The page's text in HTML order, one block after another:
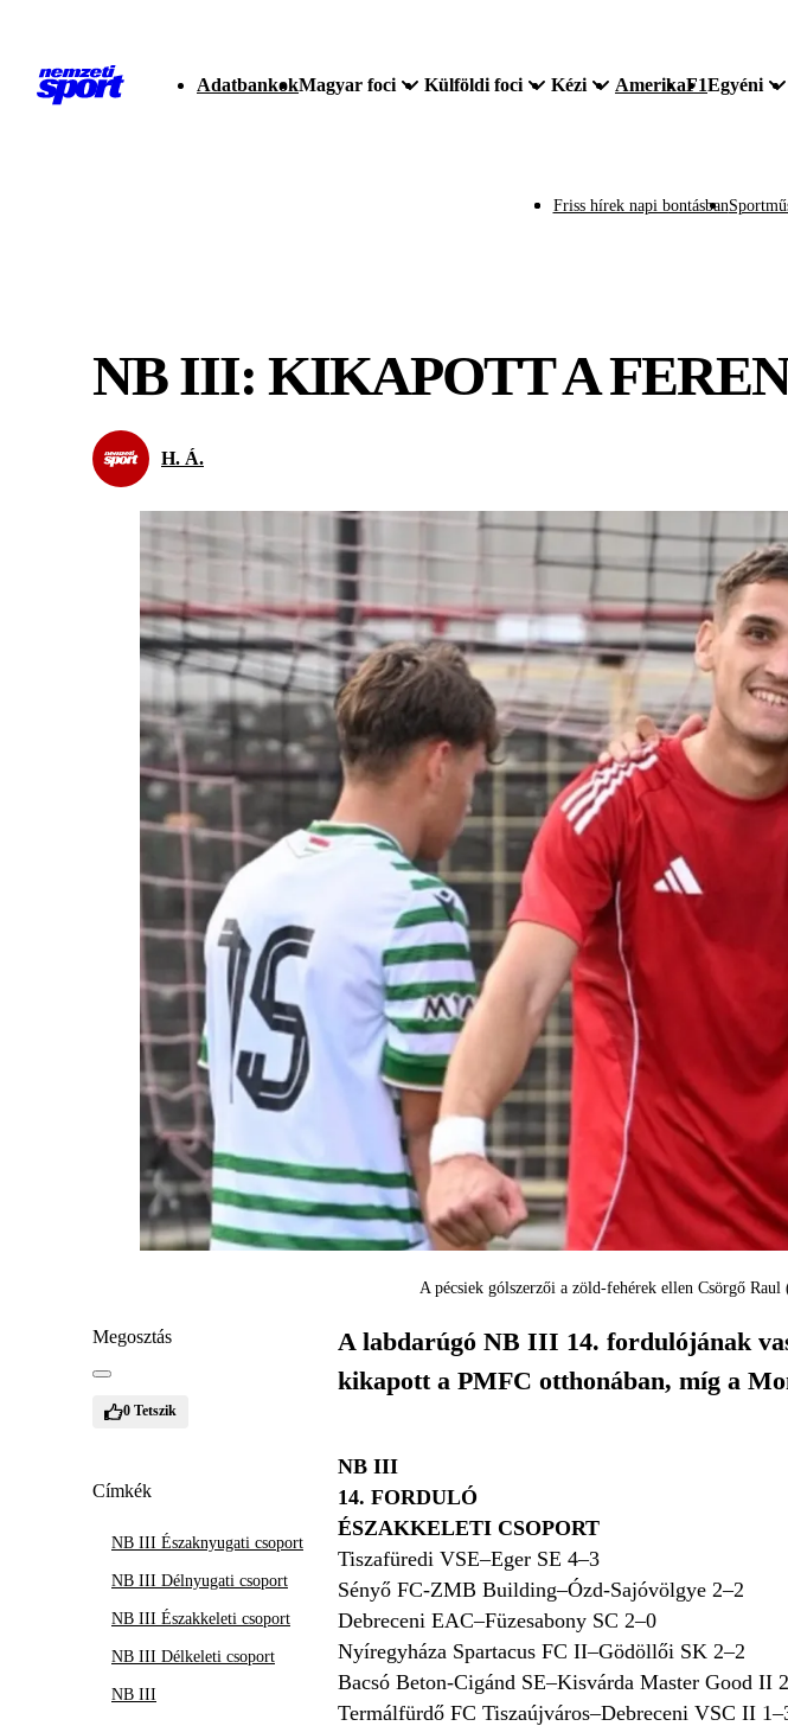
AdatbankokMagyar foci Külföldi foci Kézi AmerikaF1Egyéni
Friss hírek napi bontásban
NB III: KIKAPOTT A
H. Á.
A pécsiek gólszerzői a zöld-fehérek ellen Csörgő
Megosztás
0 Tetszik
Címkék
NB III Északnyugati csoport
NB III Délnyugati csoport
NB III Északkeleti csoport
NB III Délkeleti csoport
NB III
A labdarúgó NB III 14. fordulójának
kikapott a PMFC otthonában, míg a
NB III
14. FORDULÓ
ÉSZAKKELETI CSOPORT
Tiszafüredi VSE–Eger SE 4–3
Sényő FC-ZMB Building–Ózd-Sajóvölgye 2–2
Debreceni EAC–Füzesabony SC 2–0
Nyíregyháza Spartacus FC II–Gödöllői SK 2–2
Bacsó Beton-Cigánd SE–Kisvárda Master Good II
Termálfürdő FC Tiszaújváros–Debreceni VSC II